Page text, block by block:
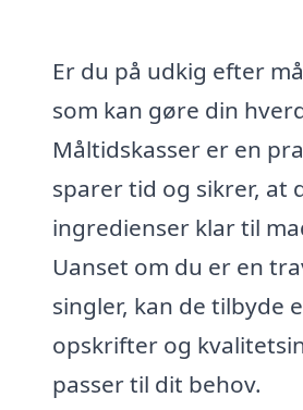
Er du på udkig efter
som kan gøre din
Måltidskasser er en
sparer tid og sikrer, at
ingredienser klar til
Uanset om du er en
singler, kan de tilbyde
opskrifter og
passer til dit behov.